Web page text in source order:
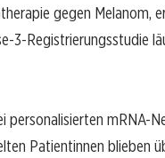
gegen Melanom,
3-Registrierungsstudie
personalisierten
Patientinnen blieben